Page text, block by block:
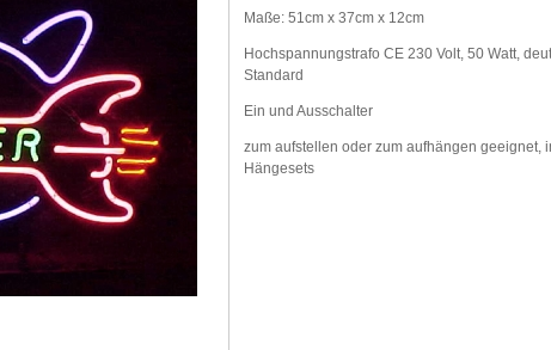
Maße: 51cm x 37cm x 12cm
Hochspannungstrafo CE 230 Volt, 50 Watt,
Standard
Ein und Ausschalter
zum aufstellen oder zum aufhängen geeignet,
Hängesets